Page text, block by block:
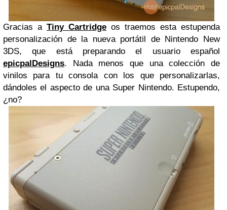
Gracias a Tiny Cartridge os traemos esta estupenda
personalización de la nueva portátil de Nintendo New
3DS, que está preparando el usuario español
epicpalDesigns. Nada menos que una colección de
vinilos para tu consola con los que personalizarlas,
dándoles el aspecto de una Super Nintendo. Estupendo,
¿no?